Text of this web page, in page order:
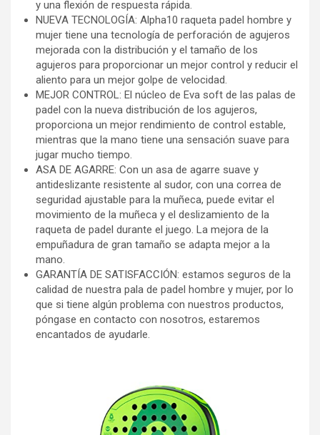
y una flexión de respuesta rápida.
NUEVA TECNOLOGÍA: Alpha10 raqueta padel hombre y
mujer tiene una tecnología de perforación de agujeros
mejorada con la distribución y el tamaño de los
agujeros para proporcionar un mejor control y reducir el
aliento para un mejor golpe de velocidad.
MEJOR CONTROL: El núcleo de Eva soft de las palas de
padel con la nueva distribución de los agujeros,
proporciona un mejor rendimiento de control estable,
mientras que la mano tiene una sensación suave para
jugar mucho tiempo.
ASA DE AGARRE: Con un asa de agarre suave y
antideslizante resistente al sudor, con una correa de
seguridad ajustable para la muñeca, puede evitar el
movimiento de la muñeca y el deslizamiento de la
raqueta de padel durante el juego. La mejora de la
empuñadura de gran tamaño se adapta mejor a la
mano.
GARANTÍA DE SATISFACCIÓN: estamos seguros de la
calidad de nuestra pala de padel hombre y mujer, por lo
que si tiene algún problema con nuestros productos,
póngase en contacto con nosotros, estaremos
encantados de ayudarle.